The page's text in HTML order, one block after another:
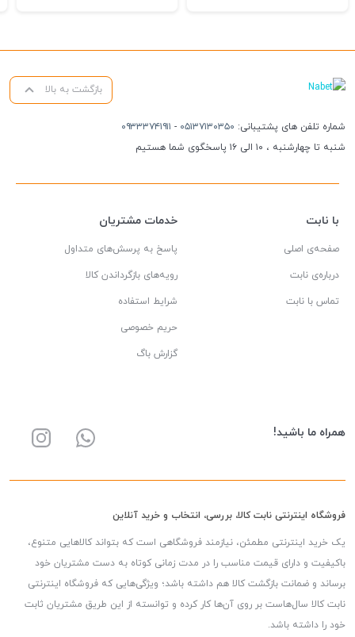
بازگشت به بالا
شماره تلفن های پشتیبانی: ۰۵۱۳۷۱۳۰۳۵۰ - ۰۹۳۳۳۷۴۱۹۱۱
شنبه تا چهارشنبه ، ۱۰ الی ۱۶ پاسخگوی شما هستیم
با نابت
صفحه‌ی اصلی
درباره‌ی نابت
تماس با نابت
خدمات مشتریان
پاسخ به پرسش‌های متداول
رویه‌های بازگرداندن کالا
شرایط استفاده
حریم خصوصی
گزارش باگ
همراه ما باشید!
فروشگاه اینترنتی نابت کالا، بررسی، انتخاب و خرید آنلاین
یک خرید اینترنتی مطمئن، نیازمند فروشگاهی است که بتواند کالاهایی متنوع،
باکیفیت و دارای قیمت مناسب را در مدت زمانی کوتاه به دست مشتریان خود
برساند و ضمانت بازگشت کالا هم داشته باشد؛ ویژگی‌هایی که فروشگاه اینترنتی
نابت کالا سال‌هاست بر روی آن‌ها کار کرده و توانسته از این طریق مشتریان ثابت
خود را داشته باشد.